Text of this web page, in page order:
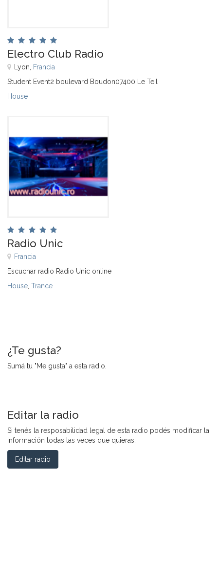
Electro Club Radio
Lyon, Francia
Student Event2 boulevard Boudon07400 Le Teil
House
Radio Unic
Francia
Escuchar radio Radio Unic online
House Trance
¿Te gusta?
Sumá tu "Me gusta" a esta radio.
Editar la radio
Si tenés la resposabilidad legal de esta radio podés modificar la
información todas las veces que quieras.
Editar radio